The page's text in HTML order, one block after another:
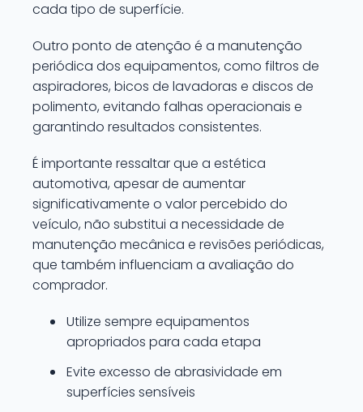
cada tipo de superfície.
Outro ponto de atenção é a manutenção
periódica dos equipamentos, como filtros de
aspiradores, bicos de lavadoras e discos de
polimento, evitando falhas operacionais e
garantindo resultados consistentes.
É importante ressaltar que a estética
automotiva, apesar de aumentar
significativamente o valor percebido do
veículo, não substitui a necessidade de
manutenção mecânica e revisões periódicas,
que também influenciam a avaliação do
comprador.
Utilize sempre equipamentos
apropriados para cada etapa
Evite excesso de abrasividade em
superfícies sensíveis